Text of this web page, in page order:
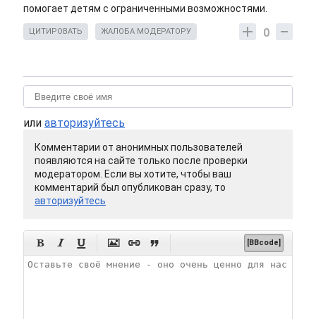
помогает детям с ограниченными возможностями.
0
ЦИТИРОВАТЬ ЖАЛОБА МОДЕРАТОРУ
или авторизуйтесь
Комментарии от анонимных пользователей
появляются на сайте только после проверки
модератором. Если вы хотите, чтобы ваш
комментарий был опубликован сразу, то
авторизуйтесь
      [BBcode]